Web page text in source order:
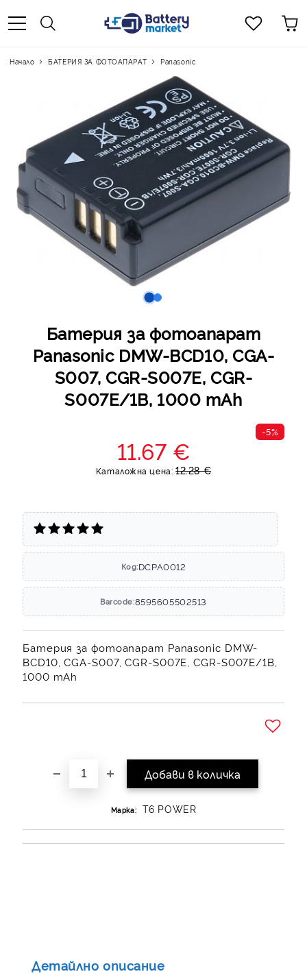
Начало БАТЕРИЯ ЗА ФОТОАПАРАТ Panasonic
Батерия за фотоапарат
Panasonic DMW-BCD10, CGA-
S007, CGR-S007E, CGR-
S007E/1B, 1000 mAh
-5%
11.67 €
Каталожна цена: 12.28 €
Код:DCPA0012
Barcode:8595605502513
Батерия за фотоапарат Panasonic DMW-
BCD10, CGA-S007, CGR-S007E, CGR-S007E/1B,
1000 mAh
Марка: T6 POWER
Детайлно описание